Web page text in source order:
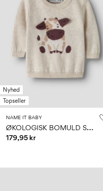
Nyhed
Topseller
NAME IT BABY
Ø
KOLOGISK BOMULD STRIKTRØJE
179,95 kr